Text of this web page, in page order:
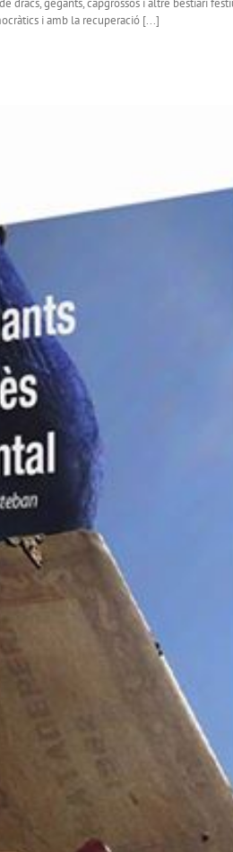
gegants, capgrossos i altre bestiari
i amb la recuperació [...]